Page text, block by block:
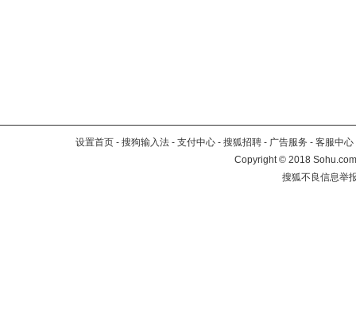
设置首页 - 搜狗输入法 - 支付中心 - 搜狐招聘 - 广告服务 - 客服中心
Copyright©2018
搜狐不良信息举